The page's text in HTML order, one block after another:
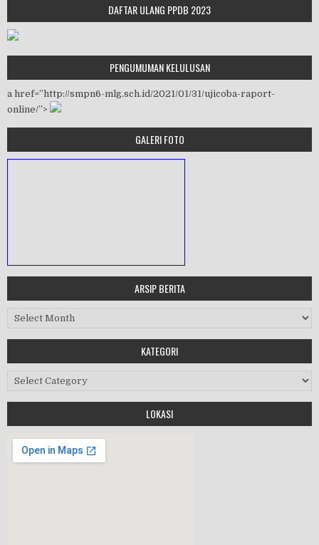
DAFTAR ULANG PPDB 2023
PENGUMUMAN KELULUSAN
a href=”http://smpn6-mlg.sch.id/2021/01/31/ujicoba-raport-
online/”>
GALERI FOTO
Workshop Perangkat 2019
HALAL BIHALAL
ARSIP BERITA
Arsip Berita
KATEGORI
Kategori
LOKASI